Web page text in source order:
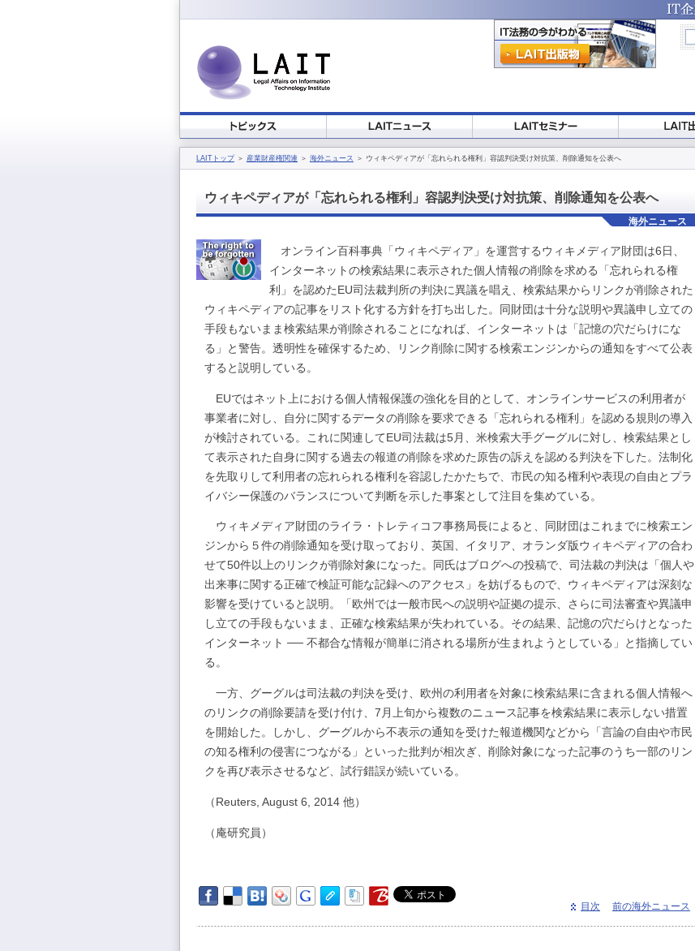
LAITトップ＞ 産業財産権関連 ＞ 海外ニュース ＞ ウィキペディアが「忘れられる権利」容認判決受け対抗策、削除通知を公表へ
ウィキペディアが「忘れられる権利」容認判決受け対抗策、削除通知を公表へ
海外ニュース
オンライン百科事典「ウィキペディア」を運営するウィキメディア財団は6日、
インターネットの検索結果に表示された個人情報の削除を求める「忘れられる権
利」を認めたEU司法裁判所の判決に異議を唱え、検索結果からリンクが削除された
ウィキペディアの記事をリスト化する方針を打ち出した。同財団は十分な説明や異議申し立ての
手段もないまま検索結果が削除されることになれば、インターネットは「記憶の穴だらけにな
る」と警告。透明性を確保するため、リンク削除に関する検索エンジンからの通知をすべて公表
すると説明している。
EUではネット上における個人情報保護の強化を目的として、オンラインサービスの利用者が
事業者に対し、自分に関するデータの削除を要求できる「忘れられる権利」を認める規則の導入
が検討されている。これに関連してEU司法裁は5月、米検索大手グーグルに対し、検索結果とし
て表示された自身に関する過去の報道の削除を求めた原告の訴えを認める判決を下した。法制化
を先取りして利用者の忘れられる権利を容認したかたちで、市民の知る権利や表現の自由とプラ
イバシー保護のバランスについて判断を示した事案として注目を集めている。
ウィキメディア財団のライラ・トレティコフ事務局長によると、同財団はこれまでに検索エン
ジンから５件の削除通知を受け取っており、英国、イタリア、オランダ版ウィキペディアの合わ
せて50件以上のリンクが削除対象になった。同氏はブログへの投稿で、司法裁の判決は「個人や
出来事に関する正確で検証可能な記録へのアクセス」を妨げるもので、ウィキペディアは深刻な
影響を受けていると説明。「欧州では一般市民への説明や証拠の提示、さらに司法審査や異議申
し立ての手段もないまま、正確な検索結果が失われている。その結果、記憶の穴だらけとなった
インターネット ── 不都合な情報が簡単に消される場所が生まれようとしている」と指摘してい
る。
一方、グーグルは司法裁の判決を受け、欧州の利用者を対象に検索結果に含まれる個人情報へ
のリンクの削除要請を受け付け、7月上旬から複数のニュース記事を検索結果に表示しない措置
を開始した。しかし、グーグルから不表示の通知を受けた報道機関などから「言論の自由や市民
の知る権利の侵害につながる」といった批判が相次ぎ、削除対象になった記事のうち一部のリン
クを再び表示させるなど、試行錯誤が続いている。
（Reuters, August 6, 2014 他）
（庵研究員）
目次 前の海外ニュース